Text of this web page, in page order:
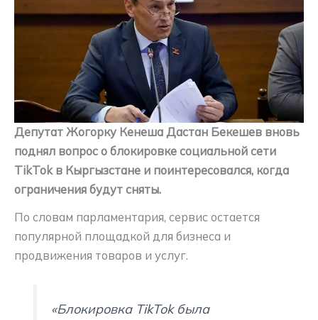
Депутат Жогорку Кенеша Дастан Бекешев вновь
поднял вопрос о блокировке социальной сети
TikTok в Кыргызстане и поинтересовался, когда
ограничения будут сняты.
По словам парламентария, сервис остается
популярной площадкой для бизнеса и
продвижения товаров и услуг.
«Блокировка TikTok была